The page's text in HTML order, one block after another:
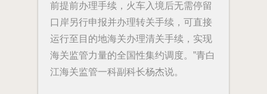
前提前办理手续，火车入境后无需停留
口岸另行申报并办理转关手续，可直接
运行至目的地海关办理清关手续，实现
海关监管力量的全国性集约调度。”青白
江海关监管一科副科长杨杰说。